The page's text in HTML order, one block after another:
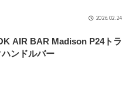
2026.02.24
AIR BAR Madison P24トラ
ハンドルバー